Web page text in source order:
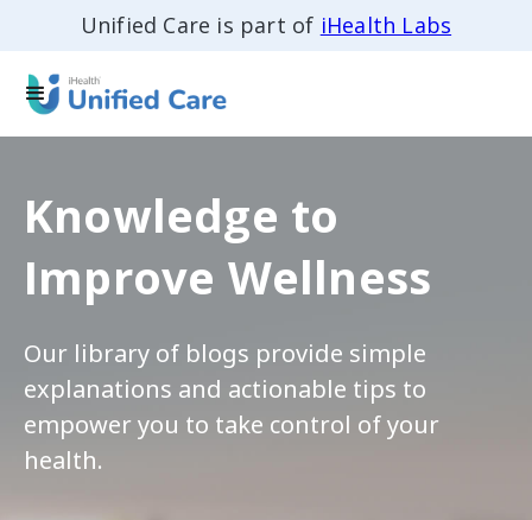
Unified Care is part of iHealth Labs
Knowledge to
Improve Wellness
Our library of blogs provide simple
explanations and actionable tips to
empower you to take control of your
health.